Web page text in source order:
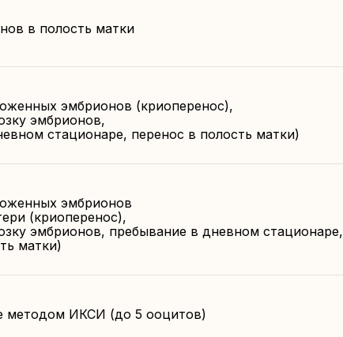
в полость матки
эмбрионов (криоперенос),
эмбрионов,
стационаре, перенос в полость матки)
эмбрионов
(криоперенос),
эмбрионов, пребывание в дневном стационаре,
матки)
методом ИКСИ (до 5 ооцитов)